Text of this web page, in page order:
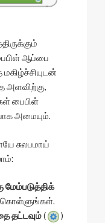
ஆப்பை
அளவிற்கு,
பைபிள்
அமையும்.
சுலபமாய்
மேம்படுத்திக்
கொள்ளுங்கள்.
தட்டவும்(
)